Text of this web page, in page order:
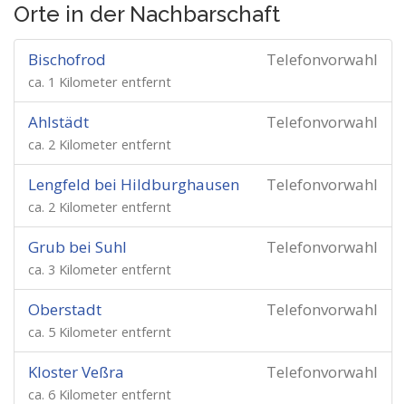
Orte in der Nachbarschaft
Telefonvorwahl
Bischofrod
ca. 1 Kilometer entfernt
Telefonvorwahl
Ahlstädt
ca. 2 Kilometer entfernt
Telefonvorwahl
Lengfeld bei Hildburghausen
ca. 2 Kilometer entfernt
Telefonvorwahl
Grub bei Suhl
ca. 3 Kilometer entfernt
Telefonvorwahl
Oberstadt
ca. 5 Kilometer entfernt
Telefonvorwahl
Kloster Veßra
ca. 6 Kilometer entfernt